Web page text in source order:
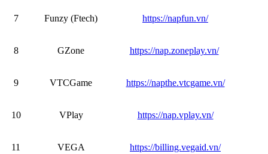
7 Funzy (Ftech) https://napfun.vn/
8 GZone https://nap.zoneplay.vn/
9 VTCGame https://napthe.vtcgame.vn/
10 VPlay https://nap.vplay.vn/
11 VEGA https://billing.vegaid.vn/